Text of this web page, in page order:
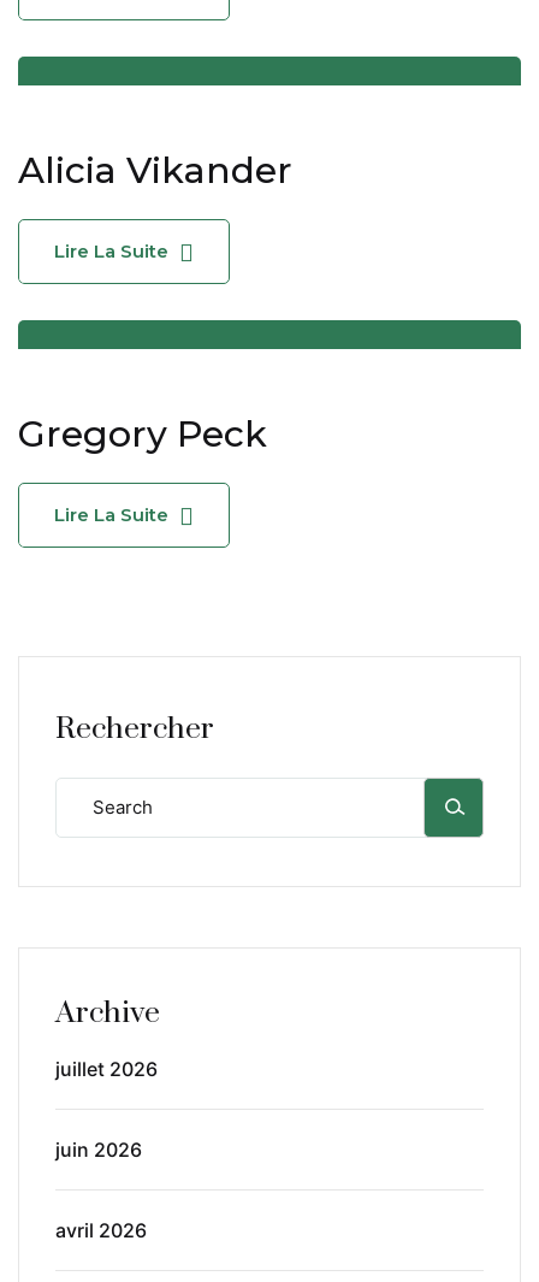
Alicia Vikander
Lire La Suite
Gregory Peck
Lire La Suite
Rechercher
Archive
juillet 2026
juin 2026
avril 2026